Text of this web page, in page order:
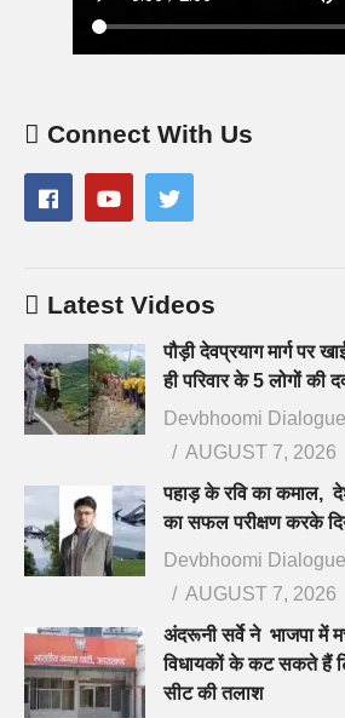
Connect With Us
Latest Videos
पौड़ी देवप्रयाग मार्ग पर
ही परिवार के 5 लोगों की
Devbhoomi Dialogue
AUGUST 7, 2026
पहाड़ के रवि का कमाल,
का सफल परीक्षण करके
Devbhoomi Dialogue
AUGUST 7, 2026
अंदरूनी सर्वे ने भाजपा में
विधायकों के कट सकते हैं
सीट की तलाश